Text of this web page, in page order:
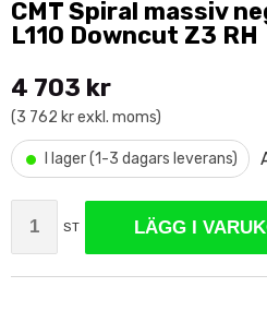
CMT Spiral massiv
L110 Downcut Z3 RH
4 703 kr
(3 762 kr exkl. moms)
• I lager (1-3 dagars leverans)
ST LÄGG I